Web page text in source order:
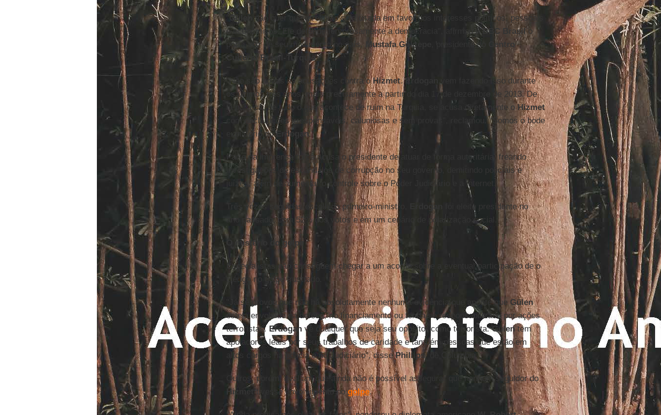
Gülen não quer que a religião seja usada em favor dos interesses políticos, pessoais
e econômicos. Ele defende fervorosamente a democracia", afirmou àBBC Brasilo
porta-voz de seu movimento no país,
Mustafa Göktepe , presidente do
Centro
Cultural Brasil-Turquia.
"Não são novas as acusações contra oHizmet.Erdogan
vem fazendo isso durante
os últimos três anos, mais precisamente a partir do dia 17 de dezembro de 2013. De
lá para cá, de tudo o que acontece de ruim na Turquia, se acusa diretamente oHizmet
com declarações irresponsáveis, caluniosas e sem provas", reclamou. "Somos o bode
expiatório doErdogan."
Parte da imprensa turca acusa o presidente de atuar de forma autoritária, freando
investigações de escândalos de corrupção no seu governo, demitindo policiais e
juízes, além de aumentar o controle sobre o Poder Judiciário e a internet.
Três vezes seguidas escolhido primeiro-ministro,
foi eleito presidente no
ano passado, com 52% dos votos e em um cenário de polarização social.
O mistério do golpe
Especialistas não conseguem chegar a um acordo sobre a eventual participação de o
clérigo no golpe frustrado.
"Já se provou que não há absolutamente nenhuma evidência que aponte queGülen
esteja envolvido na defesa, no financiamento ou tenha se responsabilizado por ações
terroristas.Erdoganvê qualquer que seja seu opositor como terrorista.Gülentem
apoiadores leais por seus trabalhos de caridade e também pessoas que estão em
altos cargos na polícia e no Judiciário", dissePhillips, de Columbia.
Outros, porém, avaliam que ainda não é possível assegurar que nenhum seguidor do
Hizmet
tivesse envolvimento no golpe.